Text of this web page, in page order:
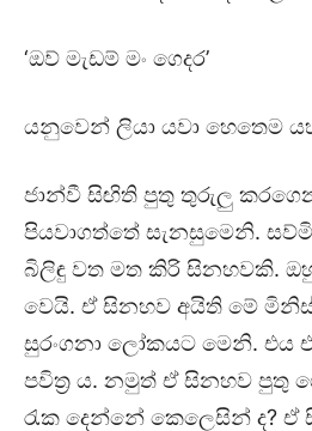
‘ඔව් මැඩම් මං ගෙදර’
යනුවෙන් ලියා යවා හෙතෙම
ජාන්වී සිඟිති පුතු තුරුලු
පියවාගත්තේ සැනසුමෙනි.
බිලිඳු වත මත කිරි සිනහවකි.
වෙයි. ඒ සිනහව අයිති මේ
සුරංගනා ලෝකයට මෙනි. එය
පවිත්‍ර ය. නමුත් ඒ සිනහව පුතු
රැක දෙන්නේ කෙලෙසින් ද? ඒ